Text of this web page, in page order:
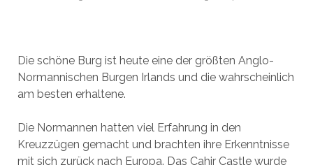
Die schöne Burg ist heute eine der größten Anglo-
Normannischen Burgen Irlands und die wahrscheinlich
am besten erhaltene.
Die Normannen hatten viel Erfahrung in den
Kreuzzügen gemacht und brachten ihre Erkenntnisse
mit sich zurück nach Europa. Das Cahir Castle wurde